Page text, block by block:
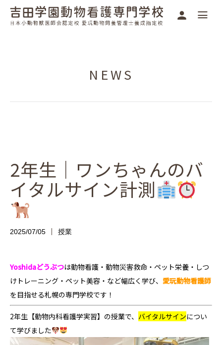
NEWS
2年生｜ワンちゃんのバ
イタルサイン計測
2025/07/05 授業
Yoshidaどうぶつは動物看護・動物災害救命・ペット栄養・しつ
けトレーニング・ペット美容・など幅広く学び、 愛玩動物看護師
を目指せる札幌の専門学校です！
2年生【動物内科看護学実習】の授業で、 バイタルサインについ
て学びました